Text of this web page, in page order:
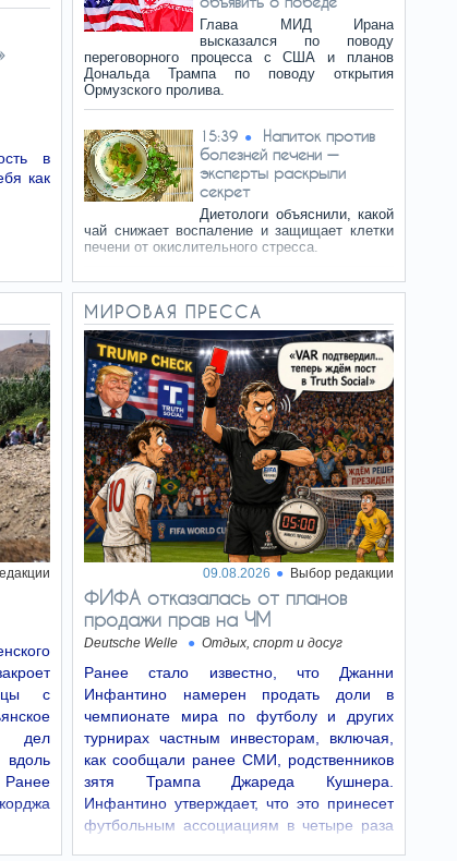
в
как
Глава МИД Ирана
высказался по поводу
переговорного процесса с США и планов
Дональда Трампа по поводу открытия
Ормузского пролива.
15:39
Напиток против
болезней печени —
эксперты раскрыли
секрет
Диетологи объяснили, какой
чай снижает воспаление и защищает клетки
печени от окислительного стресса.
15:38
План арабских
стран против
правительства Нетаниягу:
мнение аналитиков
Арабские государства во главе с Катаром,
Саудовской Аравией и Египтом
заинтересованы в смене власти в Израиле.
По мнению аналитиков, падение Биньямина
Нетаньяху может ослабить правые силы и
открыть…
15:31
Пять привычек,
которые выдают
человека с примитивным
мышлением
Некоторые повседневные
привычки способны многое рассказать о
мышлении человека и показать, насколько он
готов признавать ошибки и менять взгляды.
15:30
97-летняя
британка установила
рекорд, проведя пять
минут на крыле самолета
97-летняя женщина во
второй раз установила мировой рекорд, став
самой пожилой женщиной, совершившей
полет на крыле самолета.
с
дел
вдоль
Ранее
МИРОВАЯ ПРЕССА
09.08.2026 Выбор редакции
ФИФА отказалась от планов
продажи прав на ЧМ
Deutsche Welle Отдых, спорт и досуг
Ранее стало известно, что Джанни
Инфантино намерен продать доли в
чемпионате мира по футболу и других
турнирах частным инвесторам, включая,
как сообщали ранее СМИ, родственников
зятя Трампа Джареда Кушнера.
Инфантино утверждает, что это принесет
футбольным ассоциациям в четыре раза